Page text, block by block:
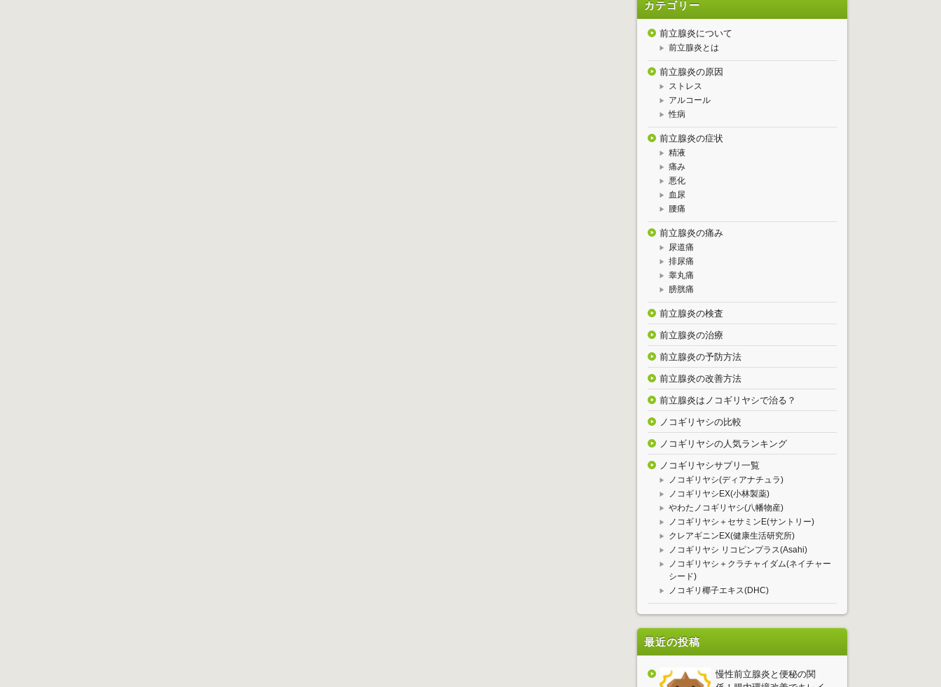
カテゴリー
前立腺炎について
前立腺炎とは
前立腺炎の原因
ストレス
アルコール
性病
前立腺炎の症状
精液
痛み
悪化
血尿
腰痛
前立腺炎の痛み
尿道痛
排尿痛
睾丸痛
膀胱痛
前立腺炎の検査
前立腺炎の治療
前立腺炎の予防方法
前立腺炎の改善方法
前立腺炎はノコギリヤシで治る？
ノコギリヤシの比較
ノコギリヤシの人気ランキング
ノコギリヤシサプリ一覧
ノコギリヤシ(ディアナチュラ)
ノコギリヤシEX(小林製薬)
やわたノコギリヤシ(八幡物産)
ノコギリヤシ＋セサミンE(サントリー)
クレアギニンEX(健康生活研究所)
ノコギリヤシ リコピンプラス(Asahi)
ノコギリヤシ＋クラチャイダム(ネイチャー
シード)
ノコギリ椰子エキス(DHC)
最近の投稿
慢性前立腺炎と便秘の関